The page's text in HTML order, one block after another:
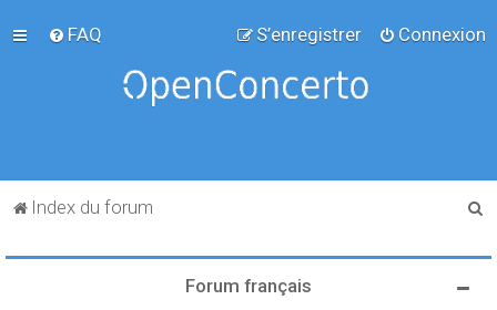
FAQ Connexion
S’enregistrer
Index du forum
Forum français